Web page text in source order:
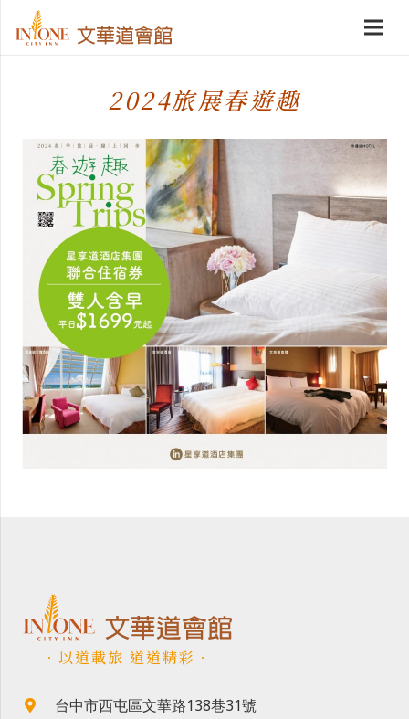
2024旅展春遊趣
．以道載旅 道道精彩．
台中市西屯區文華路138巷31號